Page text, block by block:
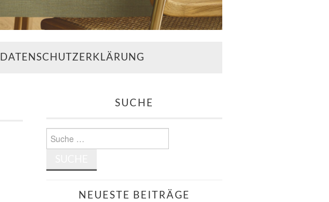
DATENSCHUTZERKLÄRUNG
SUCHE
Suche
nach:
NEUESTE BEITRÄGE